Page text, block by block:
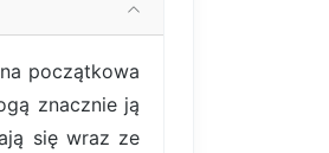
początkowa
znacznie ją
się wraz ze